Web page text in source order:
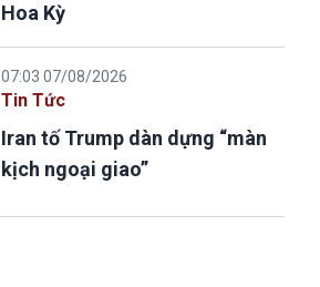
Hoa Kỳ
07:03 07/08/2026
Tin Tức
Iran tố Trump dàn dựng “màn
kịch ngoại giao”